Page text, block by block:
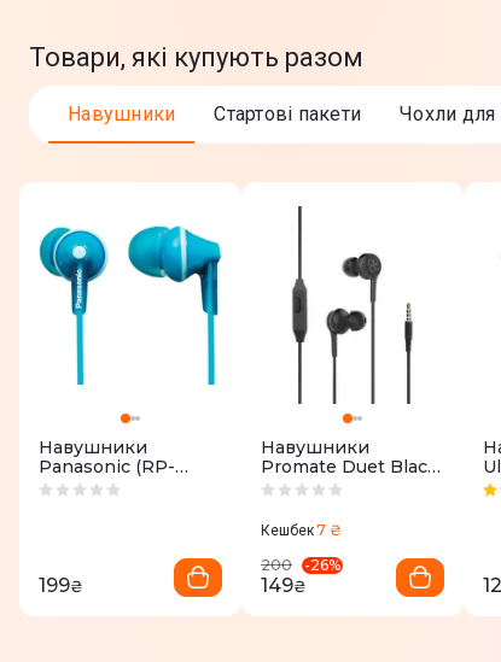
Юридична інформація
Товари, які купують разом
Навушники Стартові пакети Чохли
Навушники
Panasonic (RP-
HJE125E-Z)
199₴
Навушники
Promate Duet Black
(duet.black)
Кешбек7 ₴
200
-26%
149₴